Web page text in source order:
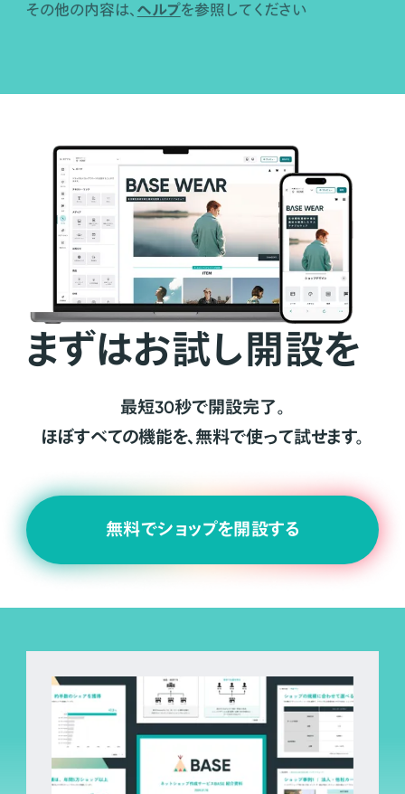
その他の内容は、 ヘルプを参照してください
まずはお試し開設を
最短30秒で開設完了。
ほぼすべての機能を、無料で使って試せます。
無料でショップを開設する